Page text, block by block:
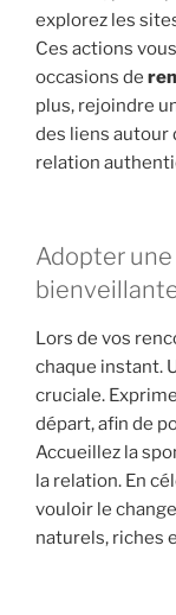
explorez les
Ces actions
occasions de
plus, rejoindre
des liens autour
relation
Adopter
Lors de vos
chaque instant.
cruciale.
départ, afin de
Accueillez la
la relation. En
vouloir le
naturels, riches